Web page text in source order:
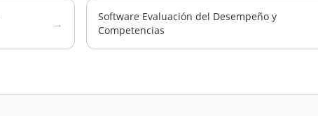
→
Software Evaluación del Desempeño y
Competencias